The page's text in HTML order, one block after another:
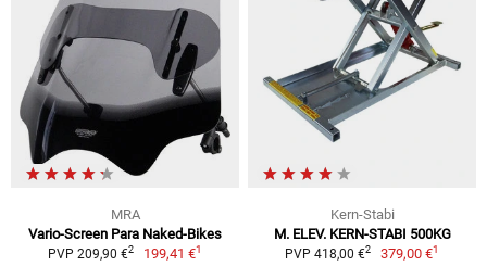
MRA
Vario-Screen Para Naked-Bikes
PVP 209,90 €2 199,41 €1
Kern-Stabi
M. ELEV. KERN-STABI 500KG
PVP 418,00 €2 379,00 €1